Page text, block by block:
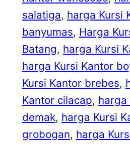
salatiga, harga Kursi
banyumas, Harga
Batang, harga Kursi
harga Kursi Kantor
Kursi Kantor brebes,
Kantor cilacap, harga
demak, harga Kursi
grobogan, harga